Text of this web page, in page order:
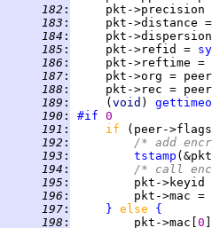
182 :
pkt->precision
183 :
pkt->distance
184 :
pkt-
185 :
     pkt->refid =
186 :
     pkt->reftime =
187 :
188 :
189 :
     (
void )
190 : #if 0
191 : if
(peer-
192 :
/* add
193 :
tstamp
194 :
/* call
195 :
196 :
197 : } else {
198 :
         pkt->mac[
0